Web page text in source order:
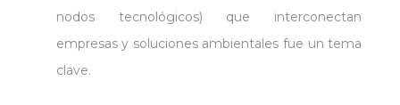
nodos tecnológicos) que interconectan
empresas y soluciones ambientales fue un tema
clave.